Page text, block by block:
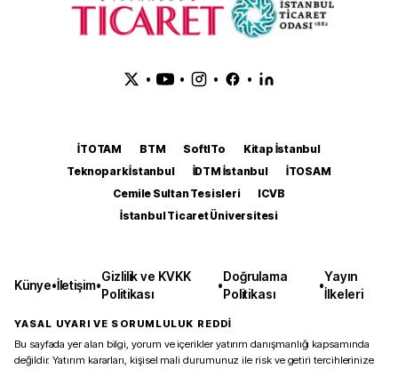
• • • •
İTOTAM BTM SoftITo
Kitap İstanbul
Teknopark İstanbul
İDTM İstanbul
İTOSAM
Cemile Sultan Tesisleri
ICVB
İstanbul Ticaret Üniversitesi
Künye•İletişim•
Gizlilik ve KVKK
Politikası
•
Doğrulama
Politikası
•
Yayın
İlkeleri
YASAL UYARI VE SORUMLULUK REDDİ
Bu sayfada yer alan bilgi, yorum ve içerikler yatırım danışmanlığı kapsamında
değildir. Yatırım kararları, kişisel mali durumunuz ile risk ve getiri tercihlerinize